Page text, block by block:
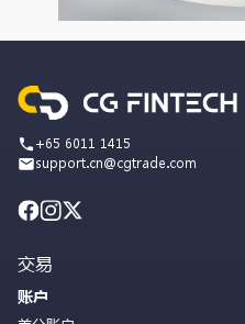
+65 6011 1415
support.cn@cgtrade.com
交易
账户